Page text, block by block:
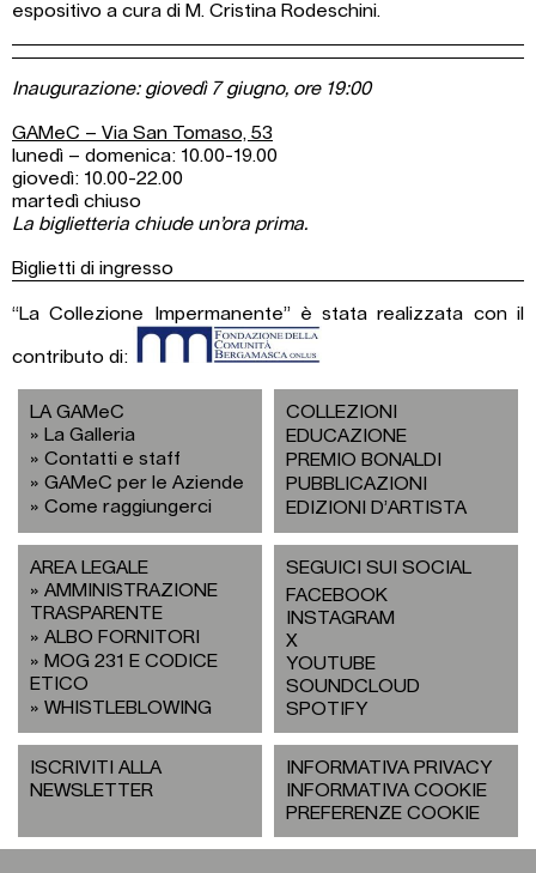
espositivo a cura di M. Cristina Rodeschini.
Inaugurazione: giovedì 7 giugno, ore 19:00
GAMeC – Via San Tomaso, 53
lunedì – domenica: 10.00-19.00
giovedì: 10.00-22.00
martedì chiuso
La biglietteria chiude un’ora prima.
Biglietti di ingresso
“La Collezione Impermanente” è stata realizzata con il
contributo di:
LA GAMeC
La Galleria
Contatti e staff
GAMeC per le Aziende
Come raggiungerci
COLLEZIONI
EDUCAZIONE
PREMIO BONALDI
PUBBLICAZIONI
EDIZIONI D’ARTISTA
AREA LEGALE
AMMINISTRAZIONE
TRASPARENTE
ALBO FORNITORI
MOG 231 E CODICE
ETICO
WHISTLEBLOWING
SEGUICI SUI SOCIAL
FACEBOOK
INSTAGRAM
X
YOUTUBE
SOUNDCLOUD
SPOTIFY
ISCRIVITI ALLA
NEWSLETTER
INFORMATIVA PRIVACY
INFORMATIVA COOKIE
PREFERENZE COOKIE